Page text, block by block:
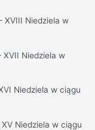
XVIII Niedziela w
XVII Niedziela w
Niedziela w ciągu
Niedziela w ciągu